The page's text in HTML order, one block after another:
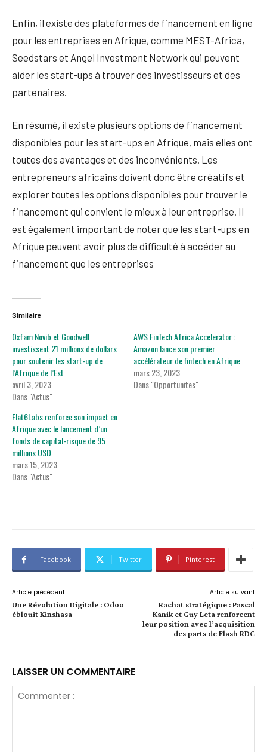
Enfin, il existe des plateformes de financement en ligne
pour les entreprises en Afrique, comme MEST-Africa,
Seedstars et Angel Investment Network qui peuvent
aider les start-ups à trouver des investisseurs et des
partenaires.
En résumé, il existe plusieurs options de financement
disponibles pour les start-ups en Afrique, mais elles ont
toutes des avantages et des inconvénients. Les
entrepreneurs africains doivent donc être créatifs et
explorer toutes les options disponibles pour trouver le
financement qui convient le mieux à leur entreprise. Il
est également important de noter que les start-ups en
Afrique peuvent avoir plus de difficulté à accéder au
financement que les entreprises
Similaire
Oxfam Novib et Goodwell
investissent 21 millions de dollars
pour soutenir les start-up de
l’Afrique de l’Est
avril 3, 2023
Dans "Actus"
AWS FinTech Africa Accelerator :
Amazon lance son premier
accélérateur de fintech en Afrique
mars 23, 2023
Dans "Opportunites"
Flat6Labs renforce son impact en
Afrique avec le lancement d’un
fonds de capital-risque de 95
millions USD
mars 15, 2023
Dans "Actus"
Facebook Twitter Pinterest
Article précédent
Une Révolution Digitale : Odoo
éblouit Kinshasa
Article suivant
Rachat stratégique : Pascal
Kanik et Guy Leta renforcent
leur position avec l’acquisition
des parts de Flash RDC
LAISSER UN COMMENTAIRE